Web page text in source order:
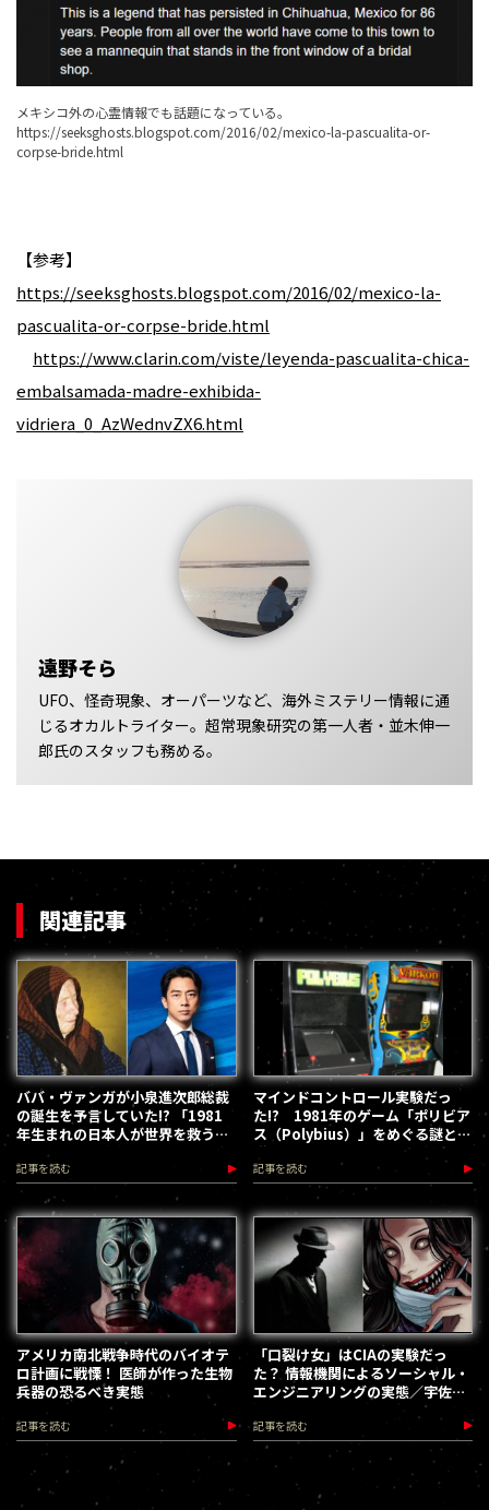
メキシコ外の心霊情報でも話題になっている。
https://seeksghosts.blogspot.com/2016/02/mexico-la-pascualita-or-
corpse-bride.html
【参考】
https://seeksghosts.blogspot.com/2016/02/mexico-la-
pascualita-or-corpse-bride.html
https://www.clarin.com/viste/leyenda-pascualita-chica-
embalsamada-madre-exhibida-
vidriera_0_AzWednvZX6.html
遠野そら
UFO、怪奇現象、オーパーツなど、海外ミステリー情報に通
じるオカルトライター。超常現象研究の第一人者・並木伸一
郎氏のスタッフも務める。
関連記事
ババ・ヴァンガが小泉進次郎総裁
の誕生を予言していた!? 「1981
年生まれの日本人が世界を救う」
予言の色濃い真相
記事を読む
マインドコントロール実験だっ
た!? 1981年のゲーム「ポリビア
ス（Polybius）」をめぐる謎と陰
謀／宇佐和通
記事を読む
アメリカ南北戦争時代のバイオテ
ロ計画に戦慄！ 医師が作った生物
兵器の恐るべき実態
記事を読む
「口裂け女」はCIAの実験だっ
た？ 情報機関によるソーシャル・
エンジニアリングの実態／宇佐和
記事を読む